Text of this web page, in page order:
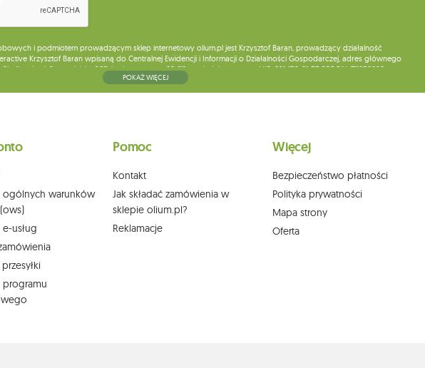
i podmiotem prowadzącym sklep internetowy olium.pl jest Krzysztof Baran, prowadzący działalność
Krzysztof Baran wpisaną do Centralnej Ewidencji i Informacji o Działalności Gospodarczej, adres głównego
ul. Starowiejska 265, kod pocztowy: 08-110, posiadający numer NIP: 821-152-01-37, REGON: 711650928 .
newslettera i przechowywane do chwili rezygnacji z subskrypcji.
pod adresem e-mail lub pisemnie na adres siedziby.
POKAŻ WIĘCEJ
ogólnych warunków
usług
programu
Pomoc
Kontakt
Jak składać zamówienia w
sklepie olium.pl?
Reklamacje
Więcej
Bezpieczeństwo płatności
Polityka prywatności
Mapa strony
Oferta